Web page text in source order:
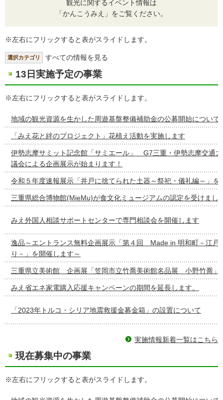
観光に関するイベント情報は
「かんこうみえ」をご覧ください。
※左右にフリックすると表がスライドします。
選択カテゴリ すべての情報を見る
13日実施予定の事業
※左右にフリックすると表がスライドします。
地域の観光資源を生かした周遊基盤整備補助金の公募開始について
「みえ花と絆のプロジェクト」花植え活動を実施します
伊勢志摩サミット記念館「サミエール」 G7三重・伊勢志摩交通
議会による企画展示が始まります！
令和５年度速報展示「井戸に捨てられた土器～祭祀・儀礼編～」を
三重県総合博物館(MieMu)が食文化ミュージアムの認定を受けまし
みえ外国人相談サポートセンターで専門相談会を開催します
逸品～エントランス無料企画展示「第４回 Made in 明和町－江戸
り－」を開催します～
三重県立美術館 企画展「笠岡市立竹喬美術館名品展 小野竹喬」
みえ省エネ家電購入応援キャンペーンの期間を延長します。
「2023年トルコ・シリア地震救援金募金箱」の設置について
実施情報新着一覧はこちら
現在募集中の事業
※左右にフリックすると表がスライドします。